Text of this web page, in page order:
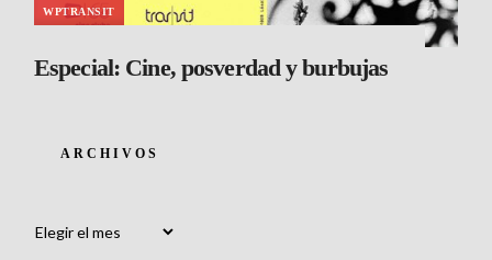
WPTRANSIT
Especial: Cine, posverdad y burbujas
ARCHIVOS